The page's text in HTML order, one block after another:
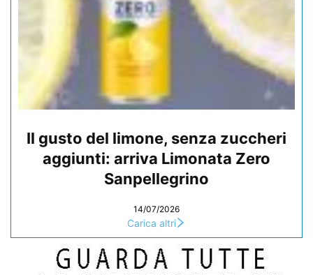
Il gusto del limone, senza zuccheri
aggiunti: arriva Limonata Zero
Sanpellegrino
14/07/2026
Carica altri